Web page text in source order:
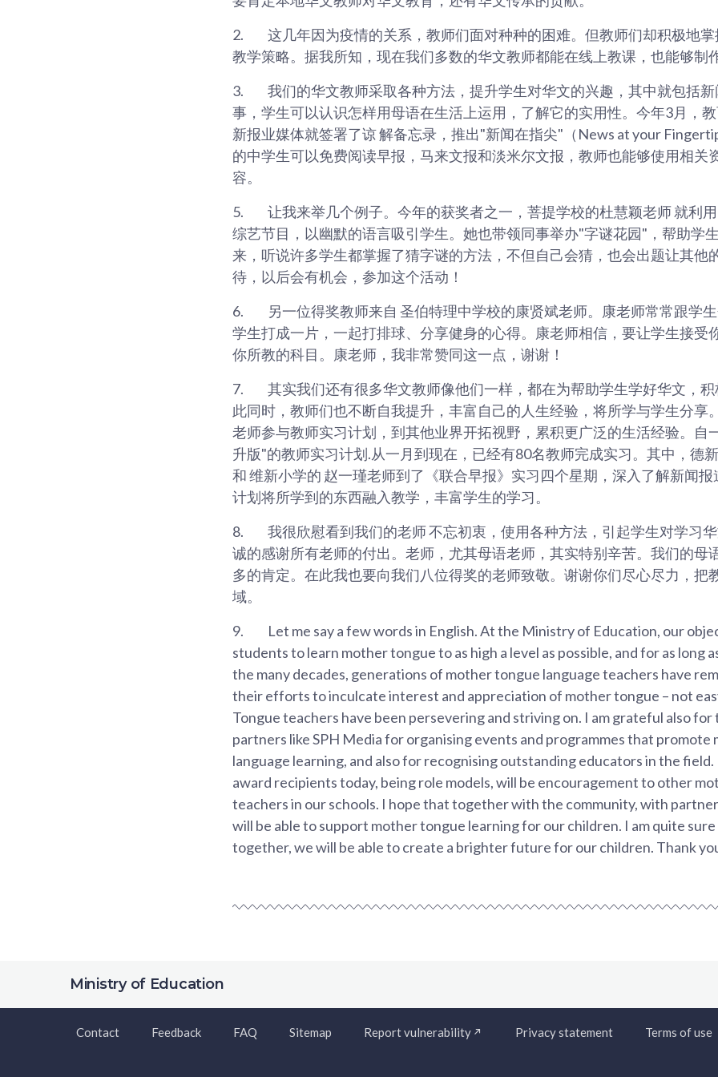
2.
这几年因为疫情的关系，教师们面对种种的困难。但教师们却积极地
教学策略。据我所知，现在我们多数的华文教师都能在线上教课，也能够制
3.
我们的华文教师采取各种方法，提升学生对华文的兴趣，其中就包括
事，学生可以认识怎样用母语在生活上运用，了解它的实用性。今年3月，
新报业媒体就签署了谅 解备忘录，推出"新闻在指尖"（News at your
的中学生可以免费阅读早报，马来文报和淡米尔文报，教师也能够使用相关
容。
5.
让我来举几个例子。今年的获奖者之一，菩提学校的杜慧颖老师 就利
综艺节目，以幽默的语言吸引学生。她也带领同事举办"字谜花园"，帮助学
来，听说许多学生都掌握了猜字谜的方法，不但自己会猜，也会出题让其他
待，以后会有机会，参加这个活动！
6.
另一位得奖教师来自 圣伯特理中学校的康贤斌老师。康老师常常跟学
学生打成一片，一起打排球、分享健身的心得。康老师相信，要让学生接受
你所教的科目。康老师，我非常赞同这一点，谢谢！
7.
其实我们还有很多华文教师像他们一样，都在为帮助学生学好华文，
此同时，教师们也不断自我提升，丰富自己的人生经验，将所学与学生分享
老师参与教师实习计划，到其他业界开拓视野，累积更广泛的生活经验。自
升版"的教师实习计划.从一月到现在，已经有80名教师完成实习。其中，德
和 维新小学的 赵一瑾老师到了《联合早报》实习四个星期，深入了解新闻
计划将所学到的东西融入教学，丰富学生的学习。
8.
我很欣慰看到我们的老师 不忘初衷，使用各种方法，引起学生对学习
诚的感谢所有老师的付出。老师，尤其母语老师，其实特别辛苦。我们的母
多的肯定。在此我也要向我们八位得奖的老师致敬。谢谢你们尽心尽力，把
域。
9.
Let me say a few words in English. At the Ministry of Education, our
students to learn mother tongue to as high a level as possible, and for as long
the many decades, generations of mother tongue language teachers have
their efforts to inculcate interest and appreciation of mother tongue – not
Tongue teachers have been persevering and striving on. I am grateful also
partners like SPH Media for organising events and programmes that
language learning, and also for recognising outstanding educators in the
award recipients today, being role models, will be encouragement to other
teachers in our schools. I hope that together with the community, with
will be able to support mother tongue learning for our children. I am quite
together, we will be able to create a brighter future for our children. Thank
Ministry of Education
Contact Feedback FAQ Sitemap Report vulnerability Privacy statement Terms of use